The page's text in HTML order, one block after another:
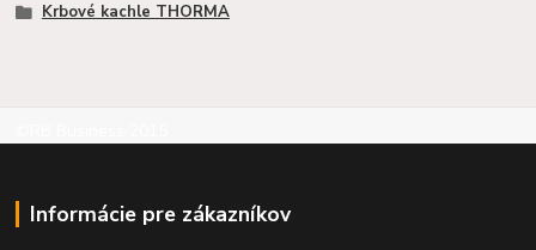
Krbové kachle THORMA
Informácie pre zákazníkov